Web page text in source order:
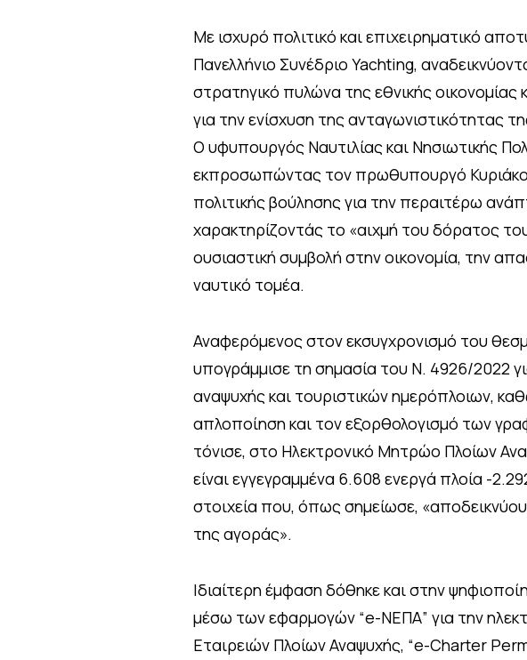
Με ισχυρό πολιτικό και επιχειρηματικό
Πανελλήνιο Συνέδριο Yachting,
στρατηγικό πυλώνα της εθνικής
για την ενίσχυση της ανταγωνιστικότητας
Ο υφυπουργός Ναυτιλίας και Νησιωτικής
εκπροσωπώντας τον πρωθυπουργό
πολιτικής βούλησης για την περαιτέρω
χαρακτηρίζοντάς το «αιχμή του δόρατος
ουσιαστική συμβολή στην οικονομία, την
ναυτικό τομέα.
Αναφερόμενος στον εκσυγχρονισμό του
υπογράμμισε τη σημασία του Ν. 4926/2022
αναψυχής και τουριστικών ημερόπλοιων,
απλοποίηση και τον εξορθολογισμό των
τόνισε, στο Ηλεκτρονικό Μητρώο Πλοίων
είναι εγγεγραμμένα 6.608 ενεργά πλοία -
στοιχεία που, όπως σημείωσε,
της αγοράς».
Ιδιαίτερη έμφαση δόθηκε και στην
μέσω των εφαρμογών “e-ΝΕΠΑ” για την
Εταιρειών Πλοίων Αναψυχής, “e-Charter